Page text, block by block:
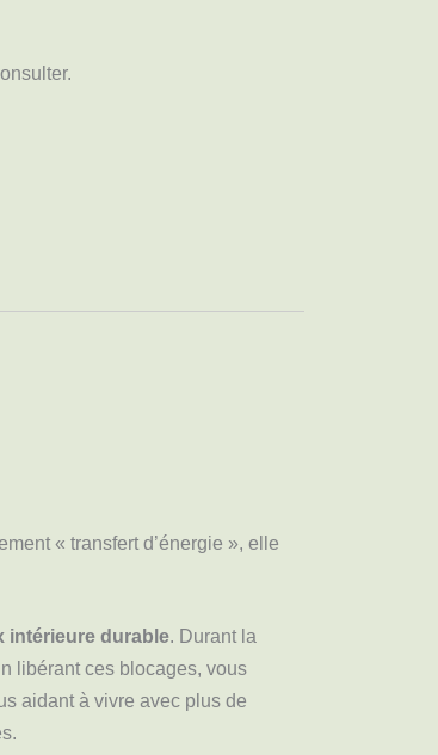
« transfert d’énergie », elle
intérieure durable. Durant la
libérant ces blocages, vous
aidant à vivre avec plus de